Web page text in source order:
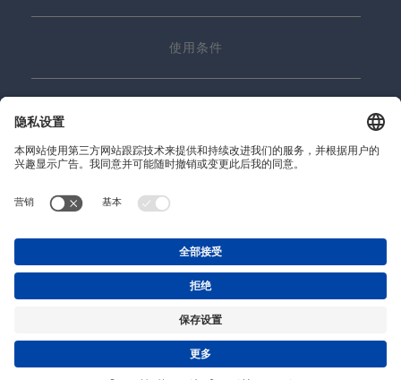
使用条件
沪ICP备19028637号-1